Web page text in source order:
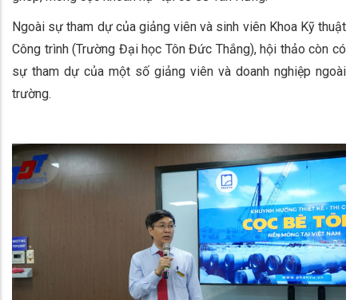
Ngoài sự tham dự của giảng viên và sinh viên Khoa Kỹ thuật
Công trình (Trường Đại học Tôn Đức Thắng), hội thảo còn có
sự tham dự của một số giảng viên và doanh nghiệp ngoài
trường.